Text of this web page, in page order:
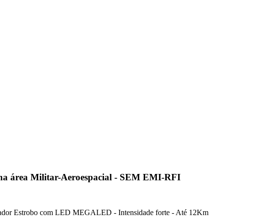
área Militar-Aeroespacial - SEM EMI-RFI
Estrobo com LED MEGALED - Intensidade forte - Até 12Km